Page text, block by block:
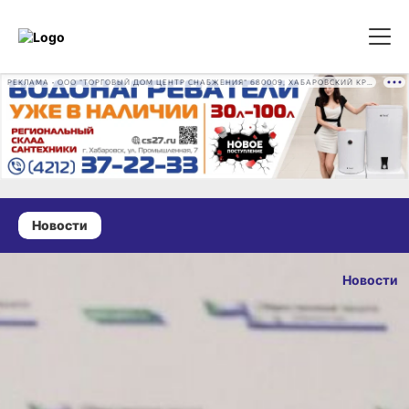
Новости
палаты
края
Новости